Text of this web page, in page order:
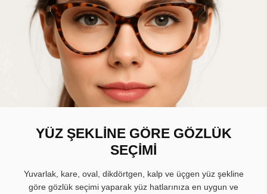
YÜZ ŞEKLİNE GÖRE GÖZLÜK
SEÇİMİ
Yuvarlak, kare, oval, dikdörtgen, kalp ve üçgen yüz şekline
göre gözlük seçimi yaparak yüz hatlarınıza en uygun ve